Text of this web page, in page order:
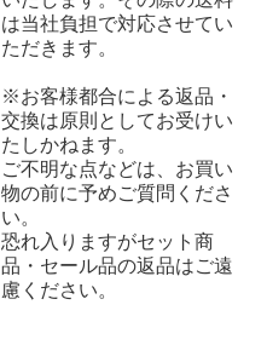
は当社負担で対応させてい
ただきます。
※お客様都合による返品・
交換は原則としてお受けい
たしかねます。
ご不明な点などは、お買い
物の前に予めご質問くださ
い。
恐れ入りますがセット商
品・セール品の返品はご遠
慮ください。